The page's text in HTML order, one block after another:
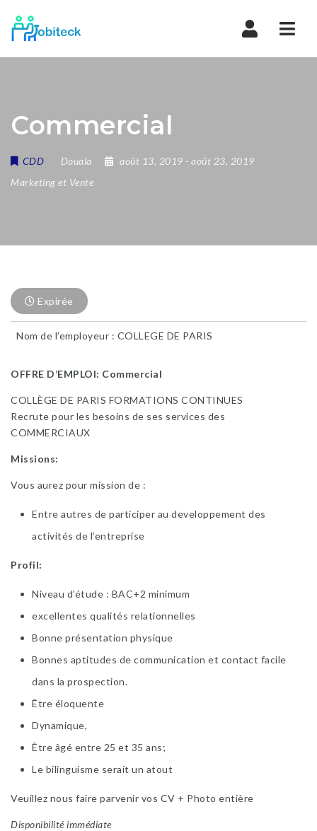
Commercial
CDD Douala août 13, 2019 - août 23, 2019
Marketing et Vente
Expirée
Nom de l’employeur : COLLEGE DE PARIS
OFFRE D’EMPLOI: Commercial
COLLÈGE DE PARIS FORMATIONS CONTINUES
Recrute pour les besoins de ses services des
COMMERCIAUX
Missions:
Vous aurez pour mission de :
Entre autres de participer au developpement des
activités de l’entreprise
Profil:
Niveau d’étude : BAC+2 minimum
excellentes qualités relationnelles
Bonne présentation physique
Bonnes aptitudes de communication et contact facile
dans la prospection.
Être éloquente
Dynamique,
Être âgé entre 25 et 35 ans;
Le bilinguisme serait un atout
Veuillez nous faire parvenir vos CV + Photo entière
Disponibilité immédiate